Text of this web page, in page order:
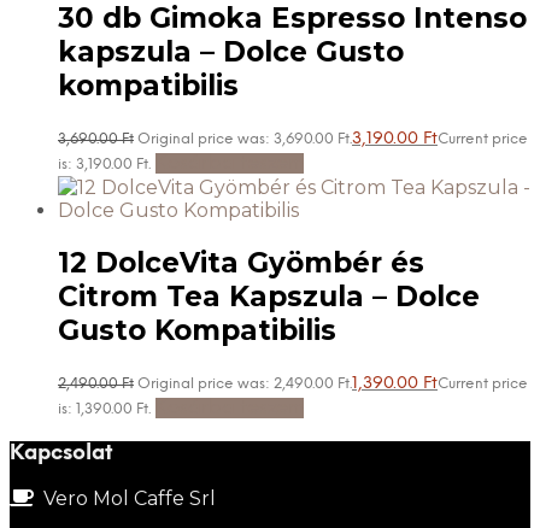
30 db Gimoka Espresso Intenso
kapszula – Dolce Gusto
kompatibilis
3,690.00Ft Original price was: 3,690.00 Ft.3,190.00 FtCurrent price
is: 3,190.00 Ft.
12 DolceVita Gyömbér és
Citrom Tea Kapszula – Dolce
Gusto Kompatibilis
2,490.00Ft Original price was: 2,490.00 Ft.1,390.00 FtCurrent price
is: 1,390.00 Ft.
Kapcsolat
Vero Mol Caffe Srl